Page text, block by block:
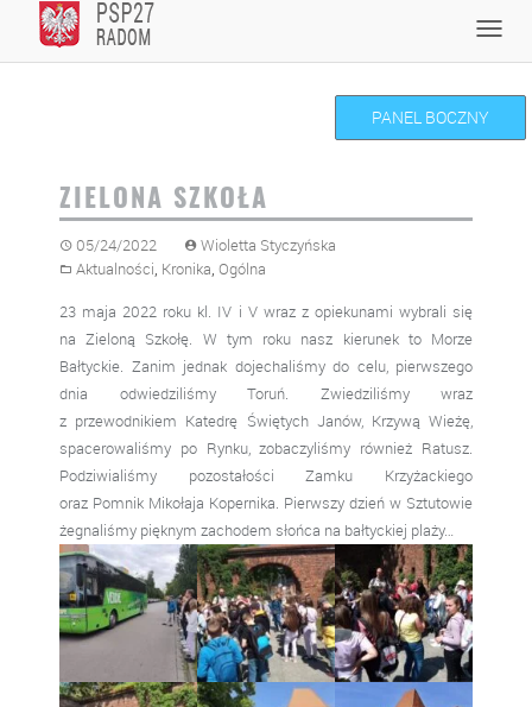
content
PANEL BOCZNY
ZIELONA SZKOŁA
05/24/2022
Wioletta Styczyńska
Aktualności, Kronika, Ogólna
23 maja 2022 roku kl. IV i V wraz z opiekunami wybrali się
na Zieloną Szkołę. W tym roku nasz kierunek to Morze
Bałtyckie. Zanim jednak dojechaliśmy do celu, pierwszego
dnia odwiedziliśmy Toruń. Zwiedziliśmy wraz
z przewodnikiem Katedrę Świętych Janów, Krzywą Wieżę,
spacerowaliśmy po Rynku, zobaczyliśmy również Ratusz.
Podziwialiśmy pozostałości Zamku Krzyżackiego
oraz Pomnik Mikołaja Kopernika. Pierwszy dzień w Sztutowie
żegnaliśmy pięknym zachodem słońca na bałtyckiej plaży…